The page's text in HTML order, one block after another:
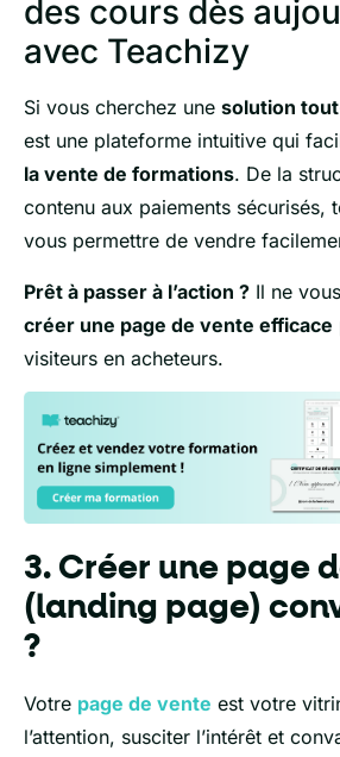
des cours dès
avec Teachizy
Si vous cherchez une solution
est une plateforme intuitive qui
la vente de formations. De la
contenu aux paiements sécurisés,
vous permettre de vendre
Prêt à passer à l’action ? Il ne
créer une page de vente efficace
visiteurs en acheteurs.
3. Créer une page
(landing page)
?
Votre page de vente est votre
l’attention, susciter l’intérêt et